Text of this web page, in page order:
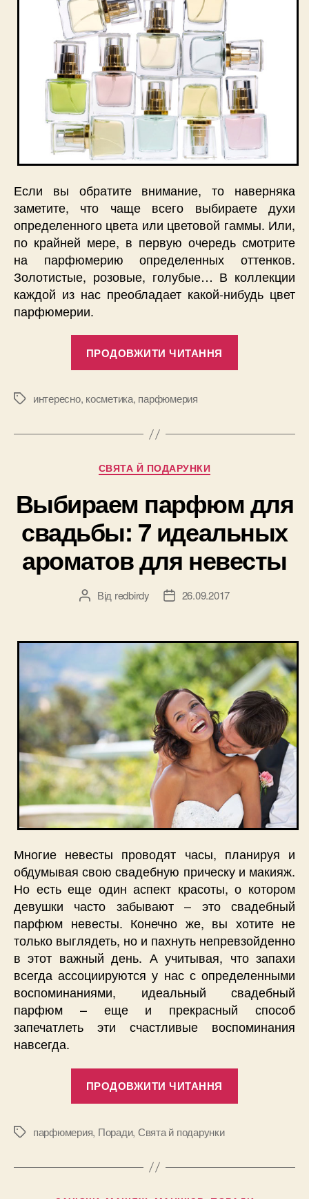
Если вы обратите внимание, то наверняка
заметите, что чаще всего выбираете духи
определенного цвета или цветовой гаммы. Или,
по крайней мере, в первую очередь смотрите
на парфюмерию определенных оттенков.
Золотистые, розовые, голубые… В коллекции
каждой из нас преобладает какой-нибудь цвет
парфюмерии.
ПРОДОВЖИТИ ЧИТАННЯ
наш
Позначкиинтересно, косметика, парфюмерия
Категорії
СВЯТА Й ПОДАРУНКИ
Выбираем парфюм для
свадьбы: 7 идеальных
ароматов для невесты
Автор
Від redbirdy
Дата26.09.2017
Многие невесты проводят часы, планируя и
обдумывая свою свадебную прическу и макияж.
Но есть еще один аспект красоты, о котором
девушки часто забывают – это свадебный
парфюм невесты. Конечно же, вы хотите не
только выглядеть, но и пахнуть непревзойденно
в этот важный день. А учитывая, что запахи
всегда ассоциируются у нас с определенными
воспоминаниями, идеальный свадебный
парфюм – еще и прекрасный способ
запечатлеть эти счастливые воспоминания
навсегда.
ПРОДОВЖИТИ ЧИТАННЯ
идеальных
Позначкипарфюмерия, Поради, Свята й подарунки